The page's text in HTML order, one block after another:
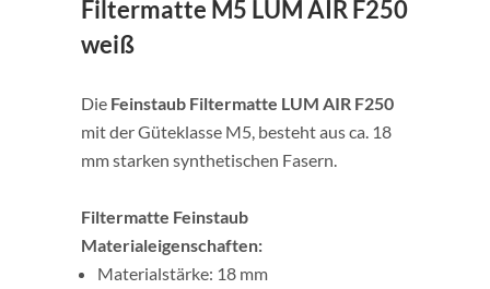
Filtermatte M5 LUM AIR F250
weiß
Die Feinstaub Filtermatte LUM AIR F250
mit der Güteklasse M5, besteht aus ca. 18
mm starken synthetischen Fasern.
Filtermatte Feinstaub
Materialeigenschaften:
Materialstärke: 18 mm